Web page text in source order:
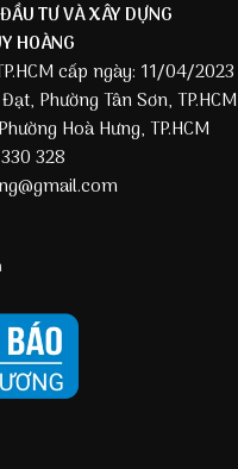
TƯ VÀ XÂY DỰNG
HOÀNG
cấp ngày: 11/04/2023
Phường Tân Sơn, TP.HCM
Hoà Hưng, TP.HCM
328